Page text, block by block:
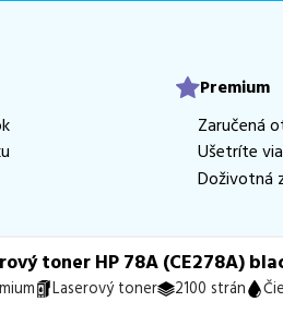
produkty, aby
môžete sa na nás
najlepšie riešenie.
Premium
Zaručená
Ušetríte
Doživotná
toner HP 78A (CE278A)
Laserový toner 2100 strán